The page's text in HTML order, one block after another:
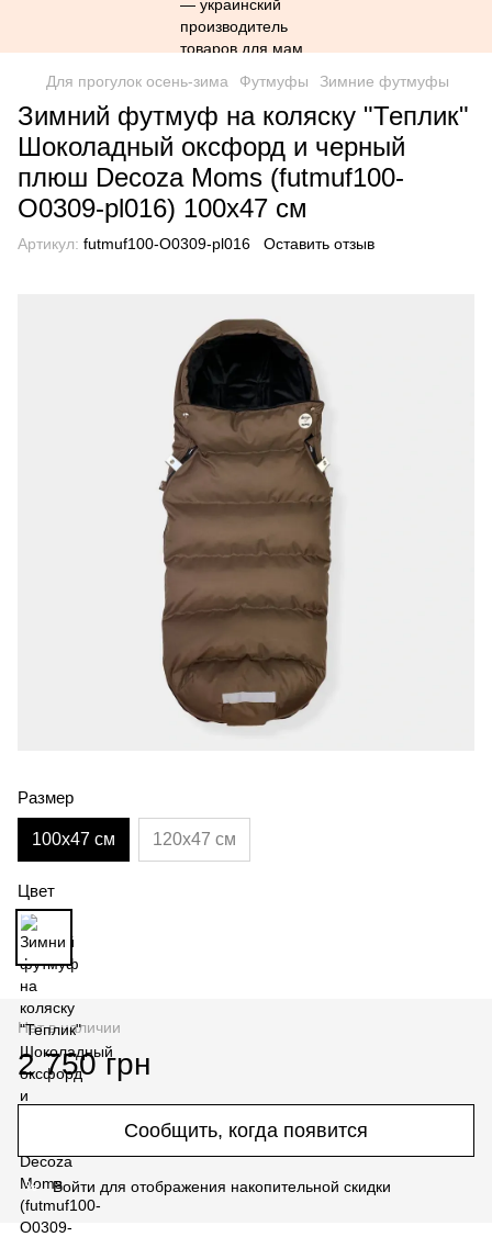
Для прогулок осень-зима Футмуфы Зимние футмуфы
Зимний футмуф на коляску "Теплик"
Шоколадный оксфорд и черный
плюш Decoza Moms (futmuf100-
О0309-pl016) 100х47 см
Артикул: futmuf100-О0309-pl016 Оставить отзыв
Размер
100х47 см 120х47 см
Цвет
Нет в наличии
2 750 грн
Сообщить, когда появится
% Войти для отображения накопительной скидки